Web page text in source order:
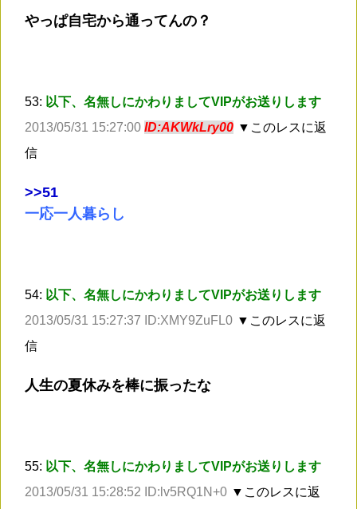
やっぱ自宅から通ってんの？
53: 以下、名無しにかわりましてVIPがお送りします
2013/05/31 15:27:00 ID:AKWkLry00 ▼このレスに返
信
>>51
一応一人暮らし
54: 以下、名無しにかわりましてVIPがお送りします
2013/05/31 15:27:37 ID:XMY9ZuFL0 ▼このレスに返
信
人生の夏休みを棒に振ったな
55: 以下、名無しにかわりましてVIPがお送りします
2013/05/31 15:28:52 ID:lv5RQ1N+0 ▼このレスに返